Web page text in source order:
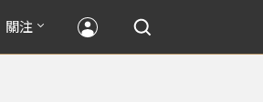
關注